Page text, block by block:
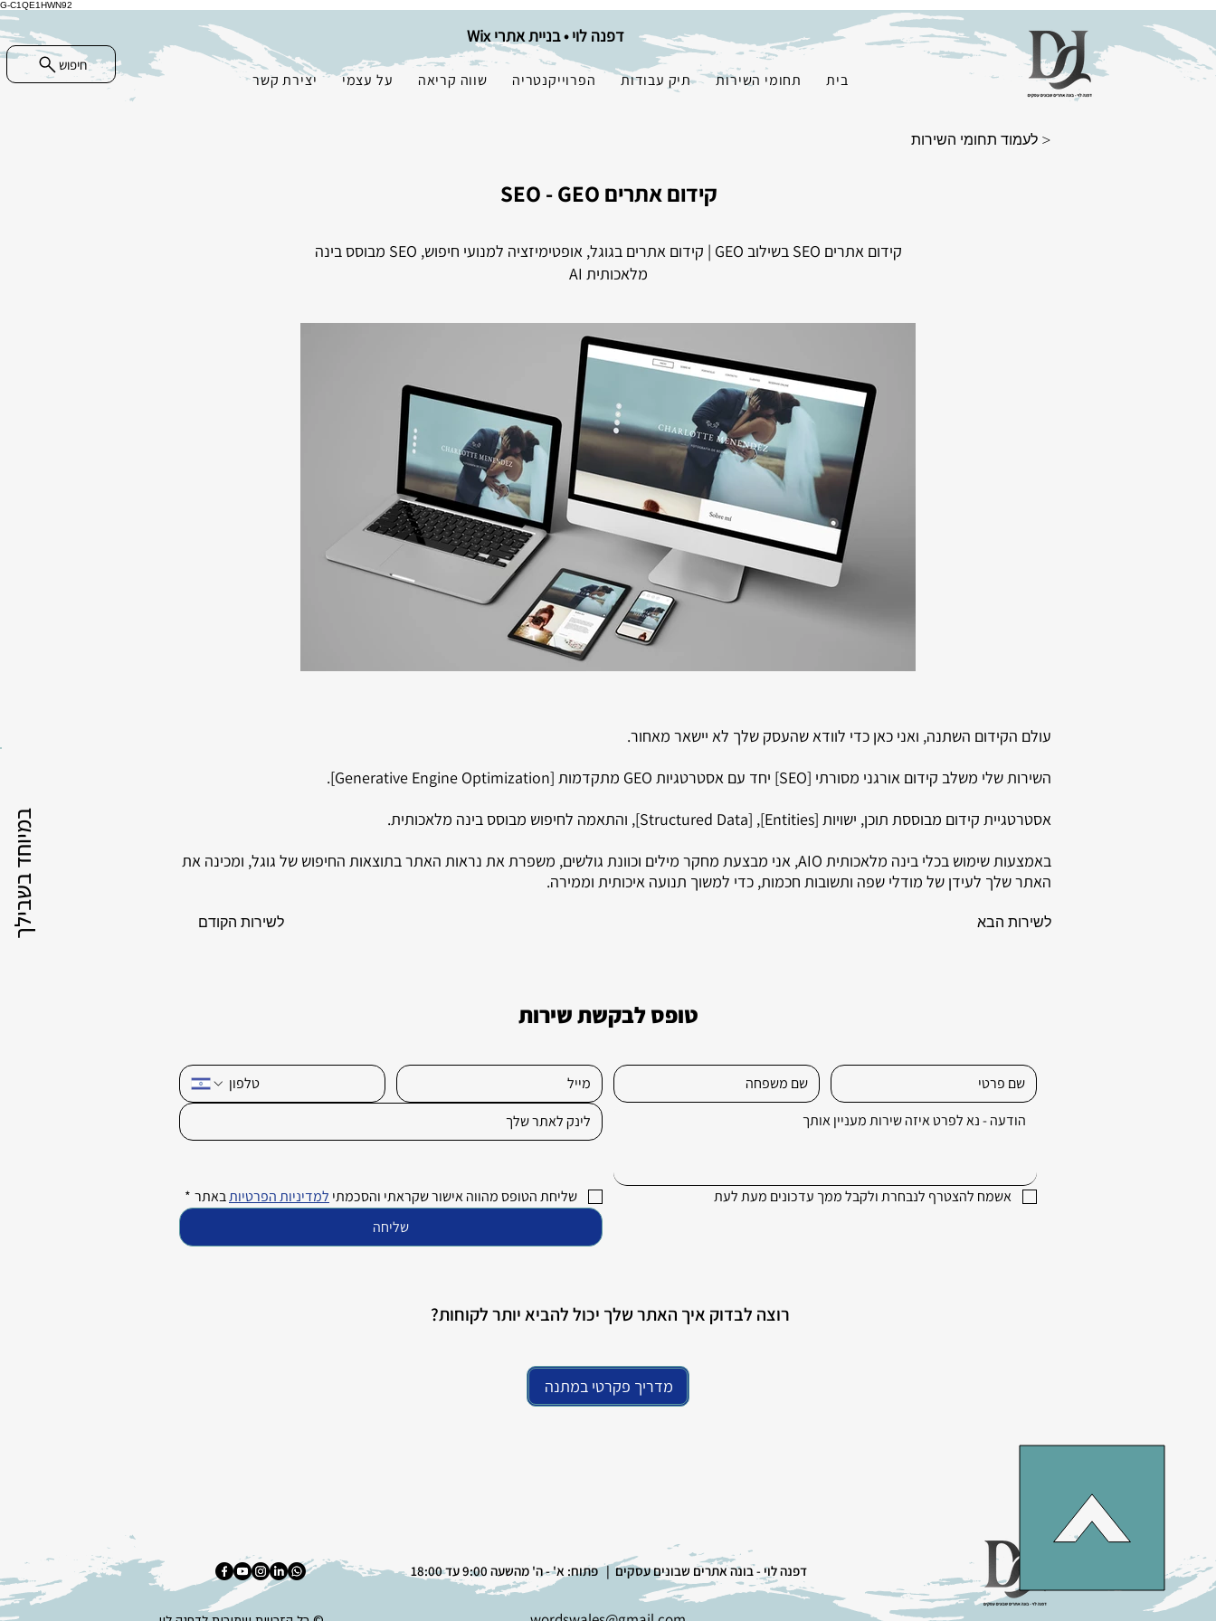
G-C1QE1HWN92
חיפוש
דפנה לוי • בניית אתרי Wix
בית תחומי השירות תיק עבודות הפרוייקנטריה שווה קריאה על עצמי יצירת קשר
במיוחד בשבילך
< לעמוד תחומי השירות
קידום אתרים SEO - GEO
קידום אתרים SEO בשילוב GEO | קידום אתרים בגוגל, אופטימיזציה למנועי חיפוש, SEO מבוסס בינה
מלאכותית AI
עולם הקידום השתנה, ואני כאן כדי לוודא שהעסק שלך לא יישאר מאחור.
השירות שלי משלב קידום אורגני מסורתי [SEO] יחד עם אסטרטגיות GEO מתקדמות [Generative Engine Optimization].
אסטרטגיית קידום מבוססת תוכן, ישויות [Entities], [Structured Data], והתאמה לחיפוש מבוסס בינה מלאכותית.
באמצעות שימוש בכלי בינה מלאכותית AIO, אני מבצעת מחקר מילים וכוונת גולשים, משפרת את נראות האתר בתוצאות החיפוש של גוגל, ומכינה את
האתר שלך לעידן של מודלי שפה ותשובות חכמות, כדי למשוך תנועה איכותית וממירה.
לשירות הבא לשירות הקודם
טופס לבקשת שירות
אשמח להצטרף לנבחרת ולקבל ממך עדכונים מעת לעת שליחת הטופס מהווה אישור שקראתי והסכמתי למדיניות הפרטיות באתר *
שליחה
רוצה לבדוק איך האתר שלך יכול להביא יותר לקוחות?
מדריך פקרטי במתנה
דפנה לוי - בונה אתרים שבונים עסקים | פתוח: א' - ה' מהשעה 9:00 עד 18:00